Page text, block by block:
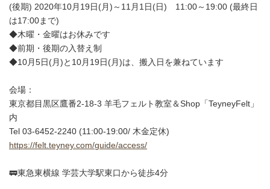
(後期) 2020年10月19日(月)～11月1日(日) 11:00～19:00 (最終日
は17:00まで)
◆木曜・金曜はお休みです
◆前期・後期の入替え制
◆10月5日(月)と10月19日(月)は、搬入日を兼ねています
会場：
東京都目黒区鷹番2-18-3 羊毛フェルト教室＆Shop「TeyneyFelt」
内
Tel 03-6452-2240 (11:00-19:00/ 木金定休)
https://felt.teyney.com/guide/access/
🚃東急東横線 学芸大学駅東口から徒歩4分